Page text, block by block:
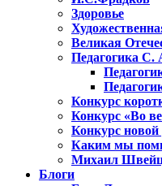
Здоровье
Великая
Педагогика С.
Конкурс
Конкурс «Во
Конкурс
Каким мы
Михаил
Блоги